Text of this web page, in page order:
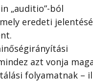
„auditio”-ból
eredeti
azt vonja
folyamatnak –